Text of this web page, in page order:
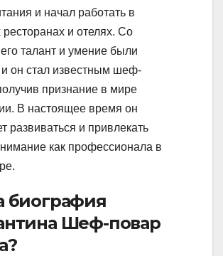
и начал работать в
ресторанах и отелях. Со
талант и умение были
он стал известным шеф-
признание в мире
В настоящее время он
развиваться и привлекать
как профессионала в
биография
Шеф-повар